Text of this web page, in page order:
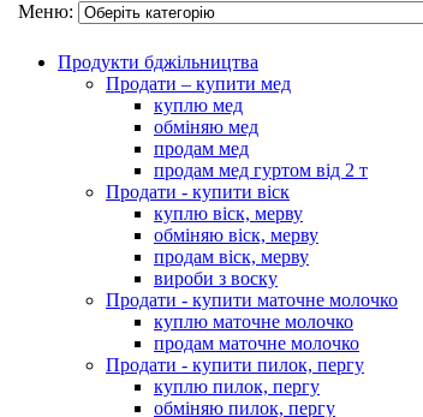
Меню:
Продукти бджільництва
Продати – купити мед
куплю мед
обміняю мед
продам мед
продам мед гуртом від 2 т
Продати - купити віск
куплю віск, мерву
обміняю віск, мерву
продам віск, мерву
вироби з воску
Продати - купити маточне молочко
куплю маточне молочко
продам маточне молочко
Продати - купити пилок, пергу
куплю пилок, пергу
обміняю пилок, пергу